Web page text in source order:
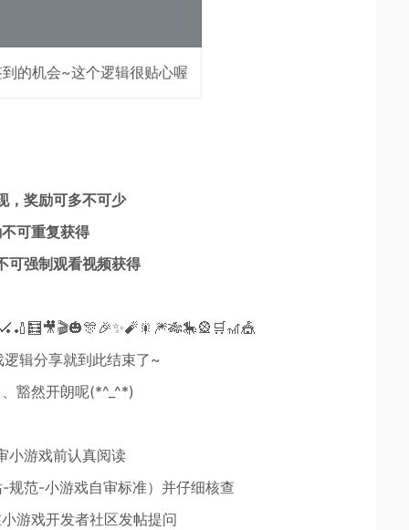
的机会~这个逻辑很贴心喔
，奖励可多不可少
可重复获得
可强制观看视频获得
辑分享就到此结束了~
豁然开朗呢(*^_^*)
小游戏前认真阅读
规范-小游戏自审标准）并仔细核查
游戏开发者社区发帖提问